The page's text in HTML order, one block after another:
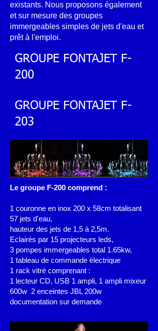
existants. Nous proposons également
et sur mesure des groupes
immergeables simples de jets d'eau et
prêt à l'emploi.
GROUPE FONTAJET F-
200
GROUPE FONTAJET F-
203
Le groupe F-200 comprend :
1 couronne en inox 200 x 58cm totalisant
57 jets d'eau,
hauteur des jets de 1,5 à 2,5m.
Eclairés par 15 projecteurs leds,
3 pompes immergeables total 1.65kw,
1 tableau de commande électrique
1 rack vitré comprenant :
1 lecteur CD, USB 1 ampli, 1 ampli mixeur
600w 2 enceintes JBL 200w
documentation sur demande